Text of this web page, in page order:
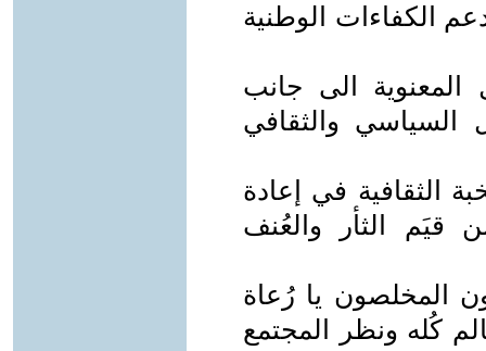
الكفاءات الوطنية
الى جانب
السياسي والثقافي
الثقافية في إعادة
قيَم الثأر والعُنف
المخلصون يا رُعاة
كُله ونظر المجتمع